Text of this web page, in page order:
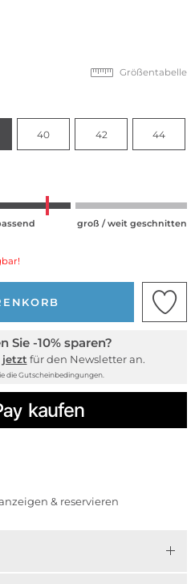
Größentabelle
40 42 44
groß / weit geschnitten
Sie -10% sparen?
jetzt für den Newsletter an.
die Gutscheinbedingungen.
& reservieren